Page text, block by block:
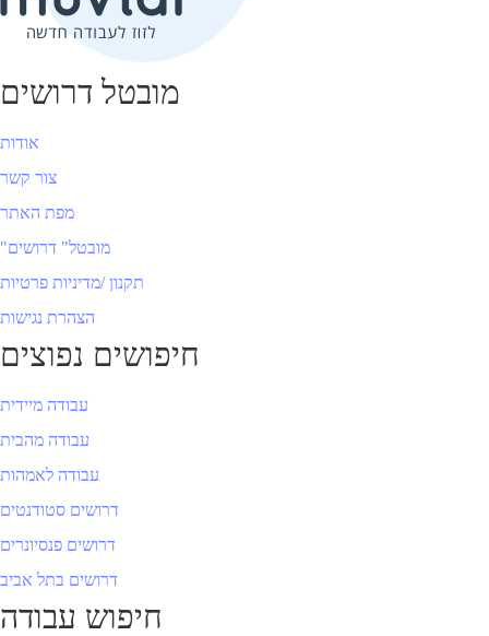
מובטל דרושים
אודות
צור קשר
מפת האתר
"מובטל" דרושים
תקנון /מדיניות פרטיות
הצהרת נגישות
חיפושים נפוצים
עבודה מיידית
עבודה מהבית
עבודה לאמהות
דרושים סטודנטים
דרושים פנסיונרים
דרושים בתל אביב
חיפוש עבודה